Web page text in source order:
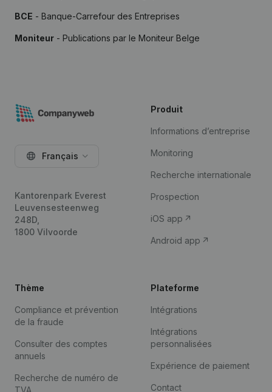
BCE - Banque-Carrefour des Entreprises
Moniteur - Publications par le Moniteur Belge
Français
Kantorenpark Everest
Leuvensesteenweg
248D,
1800 Vilvoorde
Produit
Informations d’entreprise
Monitoring
Recherche internationale
Prospection
iOS app
Android app
Thème
Compliance et prévention
de la fraude
Consulter des comptes
annuels
Recherche de numéro de
TVA
Plateforme
Intégrations
Intégrations
personnalisées
Expérience de paiement
Contact